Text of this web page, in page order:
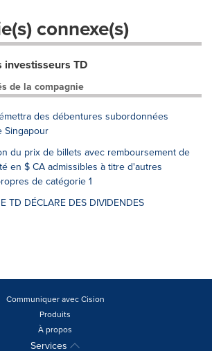
connexe(s)
investisseurs TD
de la compagnie
des débentures subordonnées
Singapour
du prix de billets avec remboursement de
en $ CA admissibles à titre d'autres
de catégorie 1
TD DÉCLARE DES DIVIDENDES
Communiquer avec Cision
Produits
À propos
Services